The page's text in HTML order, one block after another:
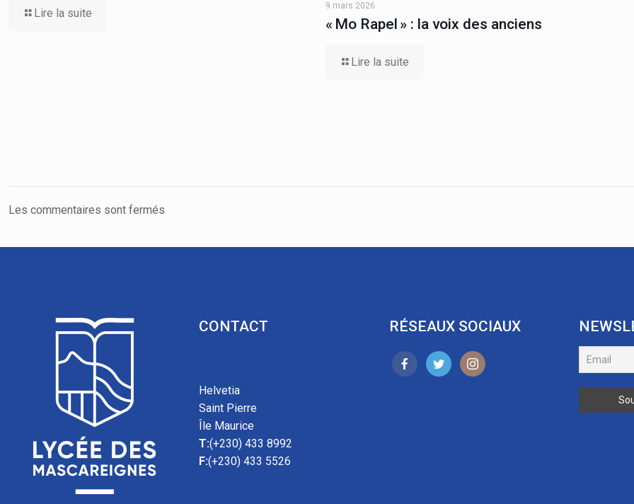
Lire la suite
9 mars 2026
« Mo Rapel » : la voix des anciens
Lire la suite
Les commentaires sont fermés
CONTACT
Helvetia
Saint Pierre
Île Maurice
T:(+230) 433 8992
F:(+230) 433 5526
RÉSEAUX SOCIAUX